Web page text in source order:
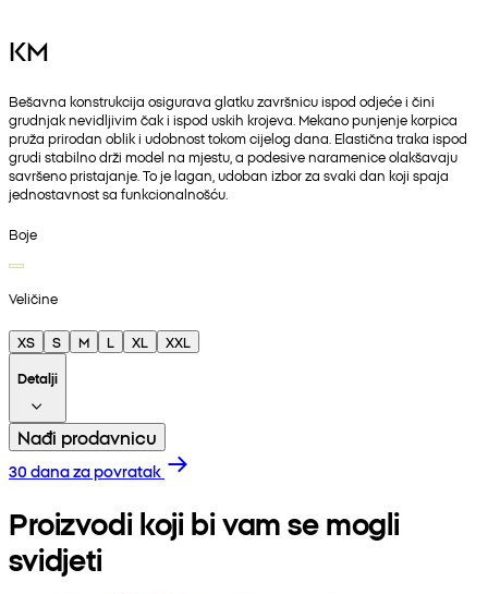
KM
Bešavna konstrukcija osigurava glatku završnicu ispod odjeće i čini
grudnjak nevidljivim čak i ispod uskih krojeva. Mekano punjenje korpica
pruža prirodan oblik i udobnost tokom cijelog dana. Elastična traka ispod
grudi stabilno drži model na mjestu, a podesive naramenice olakšavaju
savršeno pristajanje. To je lagan, udoban izbor za svaki dan koji spaja
jednostavnost sa funkcionalnošću.
Boje
Veličine
XS S M L XL
XXL
Detalji
Nađi prodavnicu
30 dana za povratak
Proizvodi koji bi vam se mogli
svidjeti